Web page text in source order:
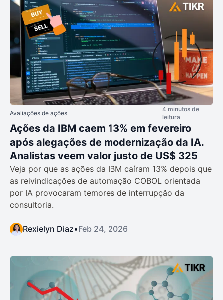
Avaliações de ações
4 minutos de
leitura
Ações da IBM caem 13% em fevereiro
após alegações de modernização da IA.
Analistas veem valor justo de US$ 325
Veja por que as ações da IBM caíram 13% depois que
as reivindicações de automação COBOL orientada
por IA provocaram temores de interrupção da
consultoria.
Rexielyn Diaz•Feb 24, 2026